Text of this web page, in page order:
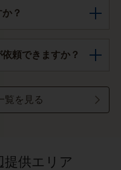
？
頼できますか？
覧を見る
提供エリア